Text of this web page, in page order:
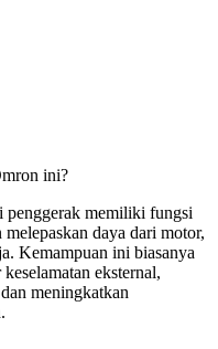
ini?
penggerak memiliki fungsi
melepaskan daya dari motor,
Kemampuan ini biasanya
eksternal,
meningkatkan